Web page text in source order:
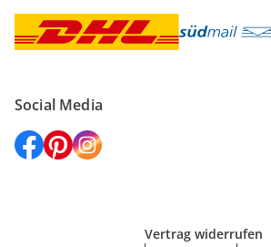
Social Media
Vertrag widerrufen